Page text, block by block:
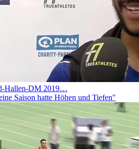
Hallen-DM 2019…
Saison hatte Höhen und Tiefen"